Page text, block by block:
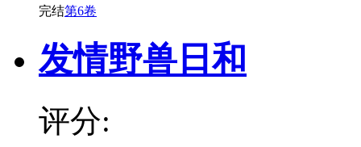
完结第6卷
发情野兽日和
评分: